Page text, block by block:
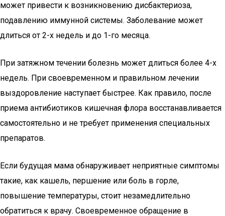
может привести к возникновению дисбактериоза,
подавлению иммунной системы. Заболевание может
длиться от 2-х недель и до 1-го месяца.
При затяжном течении болезнь может длиться более 4-х
недель. При своевременном и правильном лечении
выздоровление наступает быстрее. Как правило, после
приема антибиотиков кишечная флора восстанавливается
самостоятельно и не требует применения специальных
препаратов.
Если будущая мама обнаруживает неприятные симптомы
такие, как кашель, першение или боль в горле,
повышение температуры, стоит незамедлительно
обратиться к врачу. Своевременное обращение в